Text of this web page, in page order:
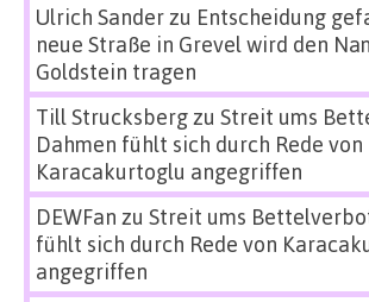
Ulrich Sanderzu Entscheidung
neue Straße in Grevel wird den
Goldstein tragen
Till Strucksbergzu Streit ums
Dahmen fühlt sich durch Rede von
Karacakurtoglu angegriffen
DEWFan zu Streit ums
fühlt sich durch Rede von
angegriffen